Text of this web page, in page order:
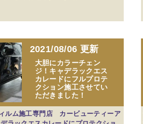
2021/08/06 更新
大胆にカラーチェン
ジ！キャデラックエス
カレードにフルプロテ
クション施工させてい
ただきました！
ルム施工専門店 カービューティーア